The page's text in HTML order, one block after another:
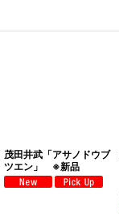
茂田井武「アサノドウブ
ツエン」 ※新品